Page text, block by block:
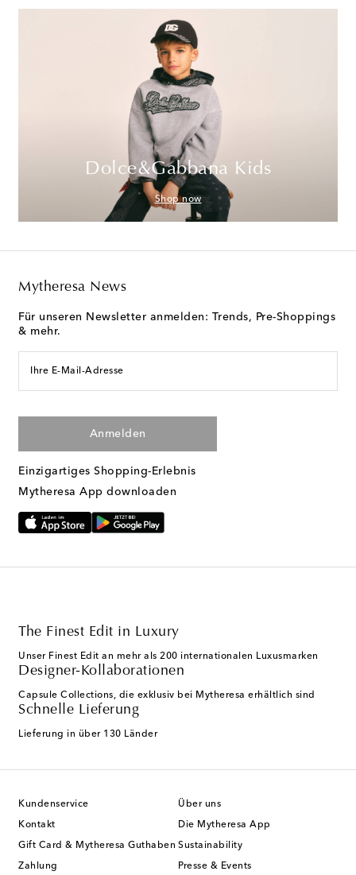
Dolce&Gabbana Kids
Shop now
Mytheresa News
Für unseren Newsletter anmelden: Trends, Pre-Shoppings
& mehr.
Ihre E-Mail-Adresse
Anmelden
Einzigartiges Shopping-Erlebnis
Mytheresa App downloaden
The Finest Edit in Luxury
Unser Finest Edit an mehr als 200 internationalen Luxusmarken
Designer-Kollaborationen
Capsule Collections, die exklusiv bei Mytheresa erhältlich sind
Schnelle Lieferung
Lieferung in über 130 Länder
Kundenservice
Kontakt
Gift Card & Mytheresa Guthaben
Zahlung
Über uns
Die Mytheresa App
Sustainability
Presse & Events